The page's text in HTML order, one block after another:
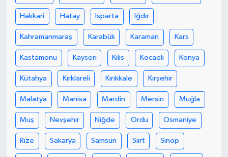
Hakkari Hatay Isparta Iğdır
Kahramanmaraş Karabük Karaman Kars
Kastamonu Kayseri Kilis Kocaeli Konya
Kütahya Kırklareli Kırıkkale Kırşehir
Malatya Manisa Mardin Mersin Muğla
Muş Nevşehir Niğde Ordu Osmaniye
Rize Sakarya Samsun Siirt Sinop